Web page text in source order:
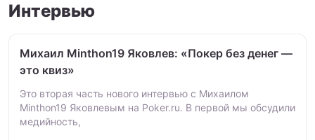
Интервью
Михаил Minthon19 Яковлев: «Покер без денег —
это квиз»
Это вторая часть нового интервью с Михаилом
Minthon19 Яковлевым на Poker.ru. В первой мы обсудили
медийность,